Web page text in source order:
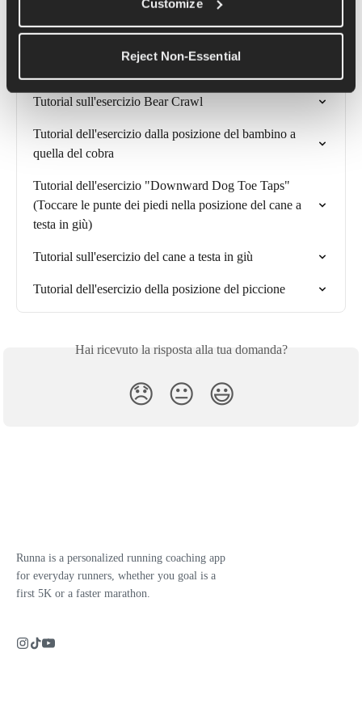
Customize
Reject Non-Essential
Articoli correlati
Tutorial sull'esercizio Bear Crawl
Tutorial dell'esercizio dalla posizione del bambino a
quella del cobra
Tutorial dell'esercizio "Downward Dog Toe Taps"
(Toccare le punte dei piedi nella posizione del cane a
testa in giù)
Tutorial sull'esercizio del cane a testa in giù
Tutorial dell'esercizio della posizione del piccione
Hai ricevuto la risposta alla tua domanda?
😞 😐 😃
Runna is a personalized running coaching app
for everyday runners, whether you goal is a
first 5K or a faster marathon.